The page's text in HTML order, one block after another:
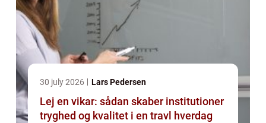
30 july 2026 Lars Pedersen
Lej en vikar: sådan skaber institutioner
tryghed og kvalitet i en travl hverdag